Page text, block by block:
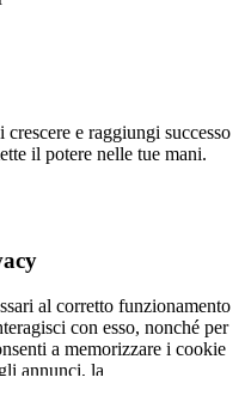
e raggiungi successo
il potere nelle tue mani.
al corretto funzionamento
con esso, nonché per
a memorizzare i cookie
annunci, la